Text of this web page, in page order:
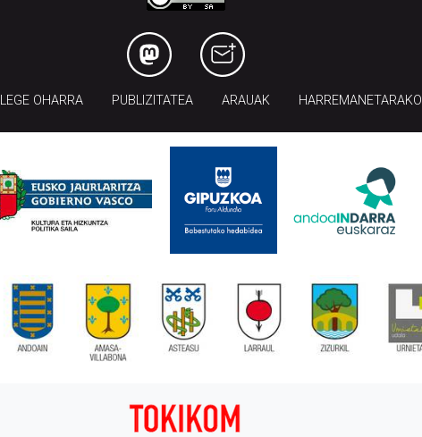
LEGE OHARRA PUBLIZITATEA ARAUAK HARREMANETARAKO